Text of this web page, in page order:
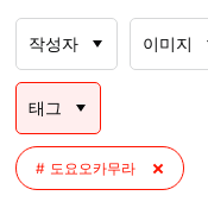
작성자 이미지
태그
도요오카무라